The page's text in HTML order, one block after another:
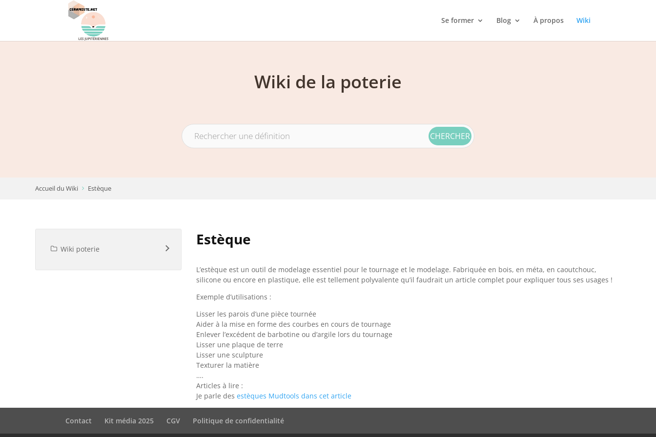
Se former Blog À propos Wiki
Wiki de la poterie
Accueil du Wiki Estèque
Estèque
L’estèque est un outil de modelage essentiel pour le tournage et le modelage. Fabriquée en bois, en méta, en caoutchouc,
silicone ou encore en plastique, elle est tellement polyvalente qu’il faudrait un article complet pour expliquer tous ses usages !
Exemple d’utilisations :
Lisser les parois d’une pièce tournée
Aider à la mise en forme des courbes en cours de tournage
Enlever l’excédent de barbotine ou d’argile lors du tournage
Lisser une plaque de terre
Lisser une sculpture
Texturer la matière
….
Articles à lire :
Je parle des estèques Mudtools dans cet article
Wiki poterie
Contact Kit média 2025 CGV Politique de confidentialité